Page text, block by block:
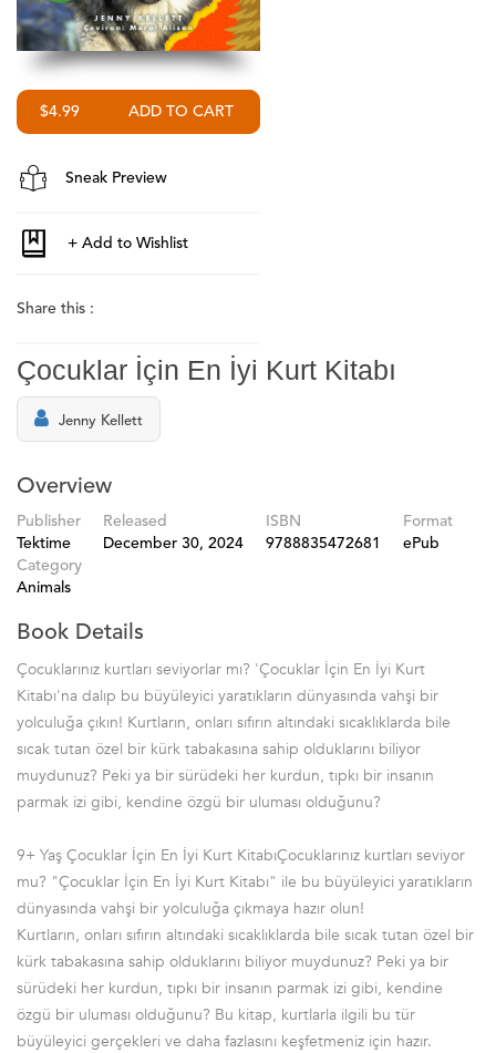
$4.99
Sneak Preview
Share this :
Çocuklar İçin En İyi Kurt Kitabı
Jenny Kellett
Overview
Publisher
Tektime
Released
December 30, 2024
ISBN
9788835472681
Format
ePub
Category
Animals
Book Details
Çocuklarınız kurtları seviyorlar mı? 'Çocuklar İçin En İyi Kurt
Kitabı'na dalıp bu büyüleyici yaratıkların dünyasında vahşi bir
yolculuğa çıkın! Kurtların, onları sıfırın altındaki sıcaklıklarda bile
sıcak tutan özel bir kürk tabakasına sahip olduklarını biliyor
muydunuz? Peki ya bir sürüdeki her kurdun, tıpkı bir insanın
parmak izi gibi, kendine özgü bir uluması olduğunu?
9+ Yaş Çocuklar İçin En İyi Kurt KitabıÇocuklarınız kurtları seviyor
mu? "Çocuklar İçin En İyi Kurt Kitabı" ile bu büyüleyici yaratıkların
dünyasında vahşi bir yolculuğa çıkmaya hazır olun!
Kurtların, onları sıfırın altındaki sıcaklıklarda bile sıcak tutan özel bir
kürk tabakasına sahip olduklarını biliyor muydunuz? Peki ya bir
sürüdeki her kurdun, tıpkı bir insanın parmak izi gibi, kendine
özgü bir uluması olduğunu? Bu kitap, kurtlarla ilgili bu tür
büyüleyici gerçekleri ve daha fazlasını keşfetmeniz için hazır.